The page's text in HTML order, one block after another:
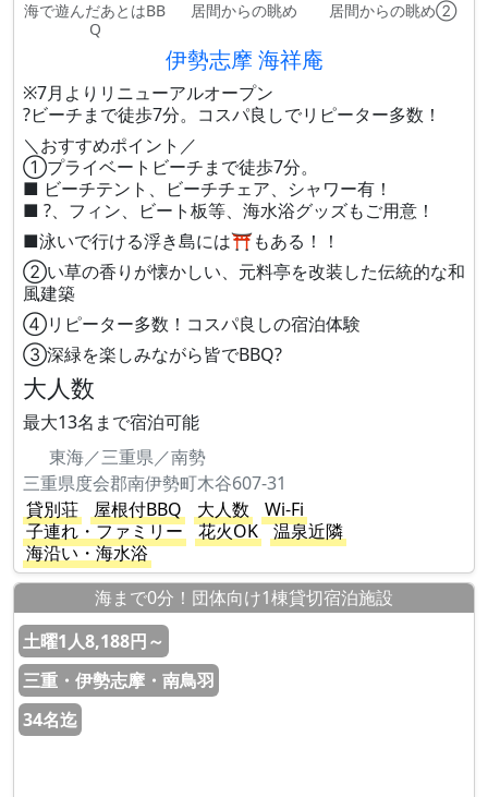
海で遊んだあとはBB
Q
居間からの眺め 居間からの眺め②
伊勢志摩 海祥庵
※7月よりリニューアルオープン
?️ビーチまで徒歩7分。コスパ良しでリピーター多数！
＼おすすめポイント／
①プライベートビーチまで徒歩7分。
■ ビーチテント、ビーチチェア、シャワー有！
■ ?、フィン、ビート板等、海水浴グッズもご用意！
■泳いで行ける浮き島には⛩️もある！！
②い草の香りが懐かしい、元料亭を改装した伝統的な和
風建築
④リピーター多数！コスパ良しの宿泊体験
③深緑を楽しみながら皆でBBQ?
大人数
最大13名まで宿泊可能
東海／三重県／南勢
三重県度会郡南伊勢町木谷607-31
貸別荘
屋根付BBQ 大人数
Wi-Fi
子連れ・ファミリー
花火OK
温泉近隣
海沿い・海水浴
海まで0分！団体向け1棟貸切宿泊施設
土曜1人8,188円～
三重・伊勢志摩・南鳥羽
34名迄